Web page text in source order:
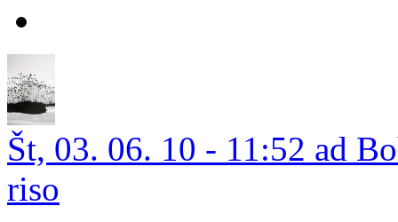
Št, 03. 06. 10 - 11:52 ad
riso